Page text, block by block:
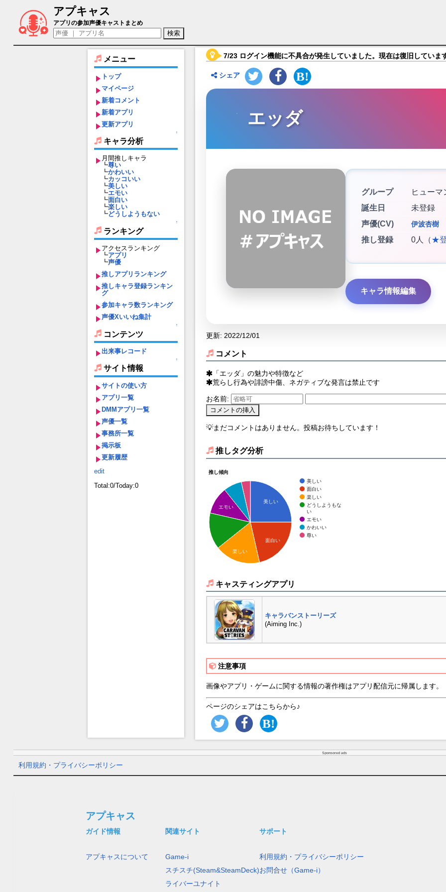
アプキャス
エッダ（声優：伊波杏樹)【キャラバンストーリーズ】キャラ紹介
アプリの参加声優キャストまとめ
メニュー
トップ
マイページ
新着コメント
新着アプリ
更新アプリ
↑
キャラ分析
月間推しキャラ
┗尊い
┗かわいい
┗カッコいい
┗美しい
┗エモい
┗面白い
┗楽しい
┗どうしようもない
↑
ランキング
アクセスランキング
┗アプリ
┗声優
推しアプリランキング
推しキャラ登録ランキン
グ
参加キャラ数ランキング
声優Xいいね集計
↑
コンテンツ
出来事レコード
↑
サイト情報
サイトの使い方
アプリ一覧
DMMアプリ一覧
声優一覧
事務所一覧
掲示板
更新履歴
edit
Total:0/Today:0
7/23 ログイン機能に不具合が発生していました。現在は復旧していま
シェア
エッダ
グループ
ヒューマ
誕生日
未登録
声優(CV)
伊波杏樹
推し登録 0人（★
キャラ情報編集
更新: 2022/12/01
コメント
「エッダ」の魅力や特徴など
荒らし行為や誹謗中傷、ネガティブな発言は禁止です
お名前:
💡まだコメントはありません。投稿お待ちしています！
推しタグ分析
推し傾向
美しい
面白い
楽しい
どうしようもな
い
エモい
かわいい
尊い
美しい
面白い
エモい
楽しい
キャスティングアプリ
キャラバンストーリーズ
(Aiming Inc.)
注意事項
画像やアプリ・ゲームに関する情報の著作権はアプリ配信元に帰属します。
ページのシェアはこちらから♪
Sponsored ads
利用規約・プライバシーポリシー
アプキャス
ガイド情報
アプキャスについて
関連サイト
Game-i
スチスチ(Steam&SteamDeck)
ライバーユナイト
サポート
利用規約・プライバシーポリシー
お問合せ（Game-i）